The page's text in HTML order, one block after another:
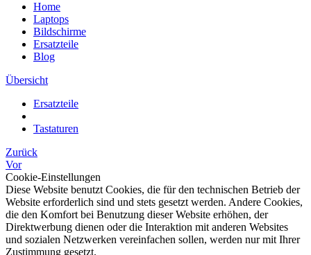
Home
Laptops
Bildschirme
Ersatzteile
Blog
Übersicht
Ersatzteile
Tastaturen
Zurück
Vor
Cookie-Einstellungen
Diese Website benutzt Cookies, die für den technischen Betrieb der
Website erforderlich sind und stets gesetzt werden. Andere Cookies,
die den Komfort bei Benutzung dieser Website erhöhen, der
Direktwerbung dienen oder die Interaktion mit anderen Websites
und sozialen Netzwerken vereinfachen sollen, werden nur mit Ihrer
Zustimmung gesetzt.